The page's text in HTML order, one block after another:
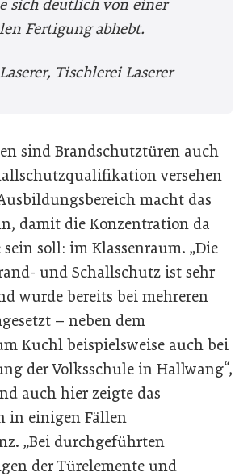
sich deutlich von einer
Fertigung abhebt.
Tischlerei Laserer
sind Brandschutztüren auch
versehen
macht das
damit die Konzentration da
soll: im Klassenraum. „Die
und Schallschutz ist sehr
wurde bereits bei mehreren
– neben dem
Kuchl beispielsweise auch bei
der Volksschule in Hallwang“,
auch hier zeigte das
in einigen Fällen
„Bei durchgeführten
der Türelemente und